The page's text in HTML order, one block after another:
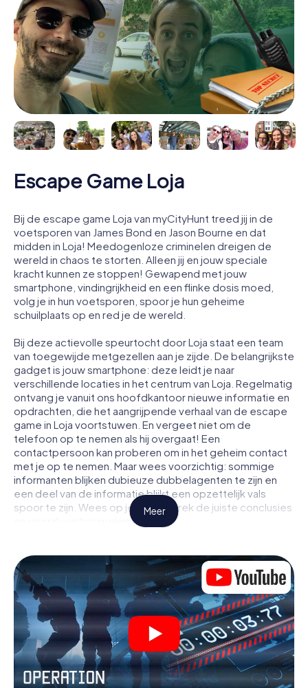
Escape Game Loja
Bij de escape game Loja van myCityHunt treed jij in de
voetsporen van James Bond en Jason Bourne en dat
midden in Loja! Meedogenloze criminelen dreigen de
wereld in chaos te storten. Alleen jij en jouw speciale
kracht kunnen ze stoppen! Gewapend met jouw
smartphone, vindingrijkheid en een flinke dosis moed,
volg je in hun voetsporen, spoor je hun geheime
schuilplaats op en red je de wereld.
Bij deze actievolle speurtocht door Loja staat een team
van toegewijde metgezellen aan je zijde. De belangrijkste
gadget is jouw smartphone: deze leidt je naar
verschillende locaties in het centrum van Loja. Regelmatig
ontvang je vanuit ons hoofdkantoor nieuwe informatie en
opdrachten, die het aangrijpende verhaal van de escape
game in Loja voortstuwen. En vergeet niet om de
telefoon op te nemen als hij overgaat! Een
contactpersoon kan proberen om in het geheim contact
met je op te nemen. Maar wees voorzichtig: sommige
informanten blijken dubieuze dubbelagenten te zijn en
een deel van de informatie blijkt een opzettelijk vals
spoor te zijn. Wees op je hoede, trek de juiste conclusies
en vooral: vertrouw niemand!
opgesloten in een kamer waaruit je jezelf binnen een
bepaald tijdvenster moet bevrijden. Met deze
speurtocht met een smartphone wordt heel Loja jouw
speelveld! De technische voorwaarden voor jouw
avontuur in Loja zijn een smartphone en toegang tot het
mobiel internet. Met één klik krijg jij toegang tot onze app.
Je hoeft niets te installeren om door interactieve video's,
lastige minigames of andere functies in de actie te
worden getrokken.
Meer